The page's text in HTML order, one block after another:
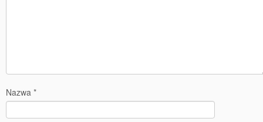
Nazwa *